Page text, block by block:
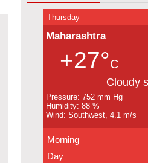
Thursday
Maharashtra
+27°C
Cloudy
Pressure: 752 mm Hg
Humidity: 88 %
Wind: Southwest, 4.1 m/s
Morning
Day